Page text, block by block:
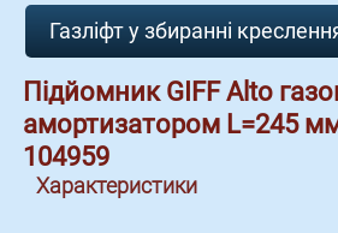
Газліфт у збиранні
Підйомник GIFF Alto
амортизатором L=245
104959
Характеристики